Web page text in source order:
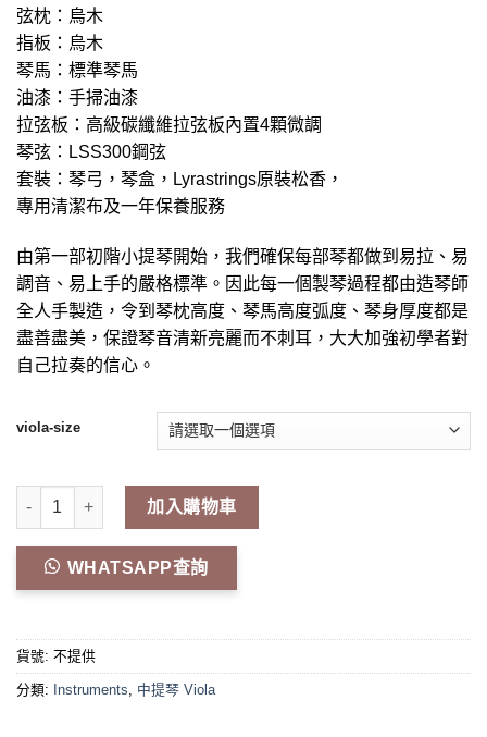
弦枕：烏木
指板：烏木
琴馬：標準琴馬
油漆：手掃油漆
拉弦板：高級碳纖維拉弦板內置4顆微調
琴弦：LSS300鋼弦
套裝：琴弓，琴盒，Lyrastrings原裝松香，
專用清潔布及一年保養服務
由第一部初階小提琴開始，我們確保每部琴都做到易拉、易
調音、易上手的嚴格標準。因此每一個製琴過程都由造琴師
全人手製造，令到琴枕高度、琴馬高度弧度、琴身厚度都是
盡善盡美，保證琴音清新亮麗而不刺耳，大大加強初學者對
自己拉奏的信心。
viola-size
LSA-900 Viola 數量
加入購物車
WHATSAPP查詢
貨號: 不提供
分類: Instruments 中提琴 Viola